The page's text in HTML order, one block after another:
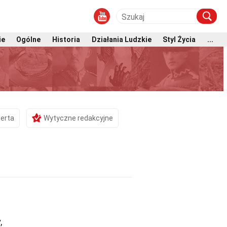
Ogólne Historia Działania Ludzkie Styl Życia ...
Wytyczne redakcyjne